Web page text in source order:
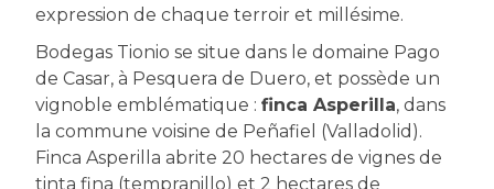
expression de chaque terroir et millésime.
Bodegas Tionio se situe dans le domaine Pago
de Casar, à Pesquera de Duero, et possède un
vignoble emblématique : finca Asperilla, dans
la commune voisine de Peñafiel (Valladolid).
Finca Asperilla abrite 20 hectares de vignes de
tinta fina (tempranillo) et 2 hectares de